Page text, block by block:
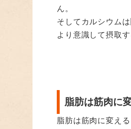
ん。
そしてカルシウム
より意識して摂取
脂肪は筋肉に
脂肪は筋肉に変え